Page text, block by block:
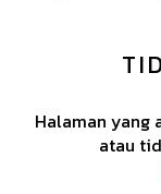
Halaman yang
atau